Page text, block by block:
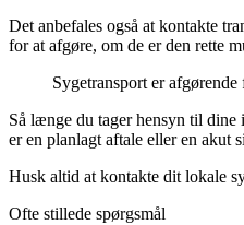
Det anbefales også at kontakte
for at afgøre, om de er den rette
Sygetransport er
Så længe du tager hensyn til dine
er en planlagt aftale eller en akut
Husk altid at kontakte dit lokale
Ofte stillede spørgsmål